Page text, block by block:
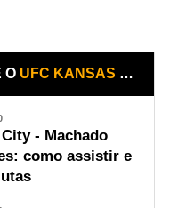
O UFC KANSAS CITY - MACHADO GARRY X PRATES
- Machado
como assistir e